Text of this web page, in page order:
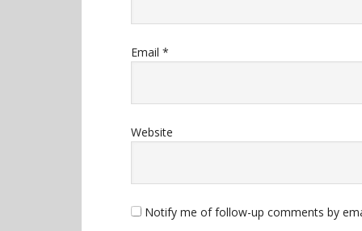
Email *
Website
Notify me of follow-up comments by